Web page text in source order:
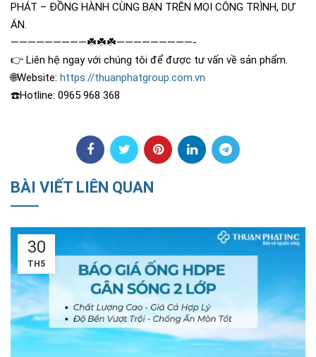
PHÁT – ĐỒNG HÀNH CÙNG BẠN TRÊN MỌI CÔNG TRÌNH, DỰ
ÁN.
—————————☘️☘️☘️—————————-
👉 Liên hệ ngay với chúng tôi để được tư vấn về sản phẩm.
🌐Website: https://thuanphatgroup.com.vn
☎️Hotline: 0965 968 368
BÀI VIẾT LIÊN QUAN
30
TH5